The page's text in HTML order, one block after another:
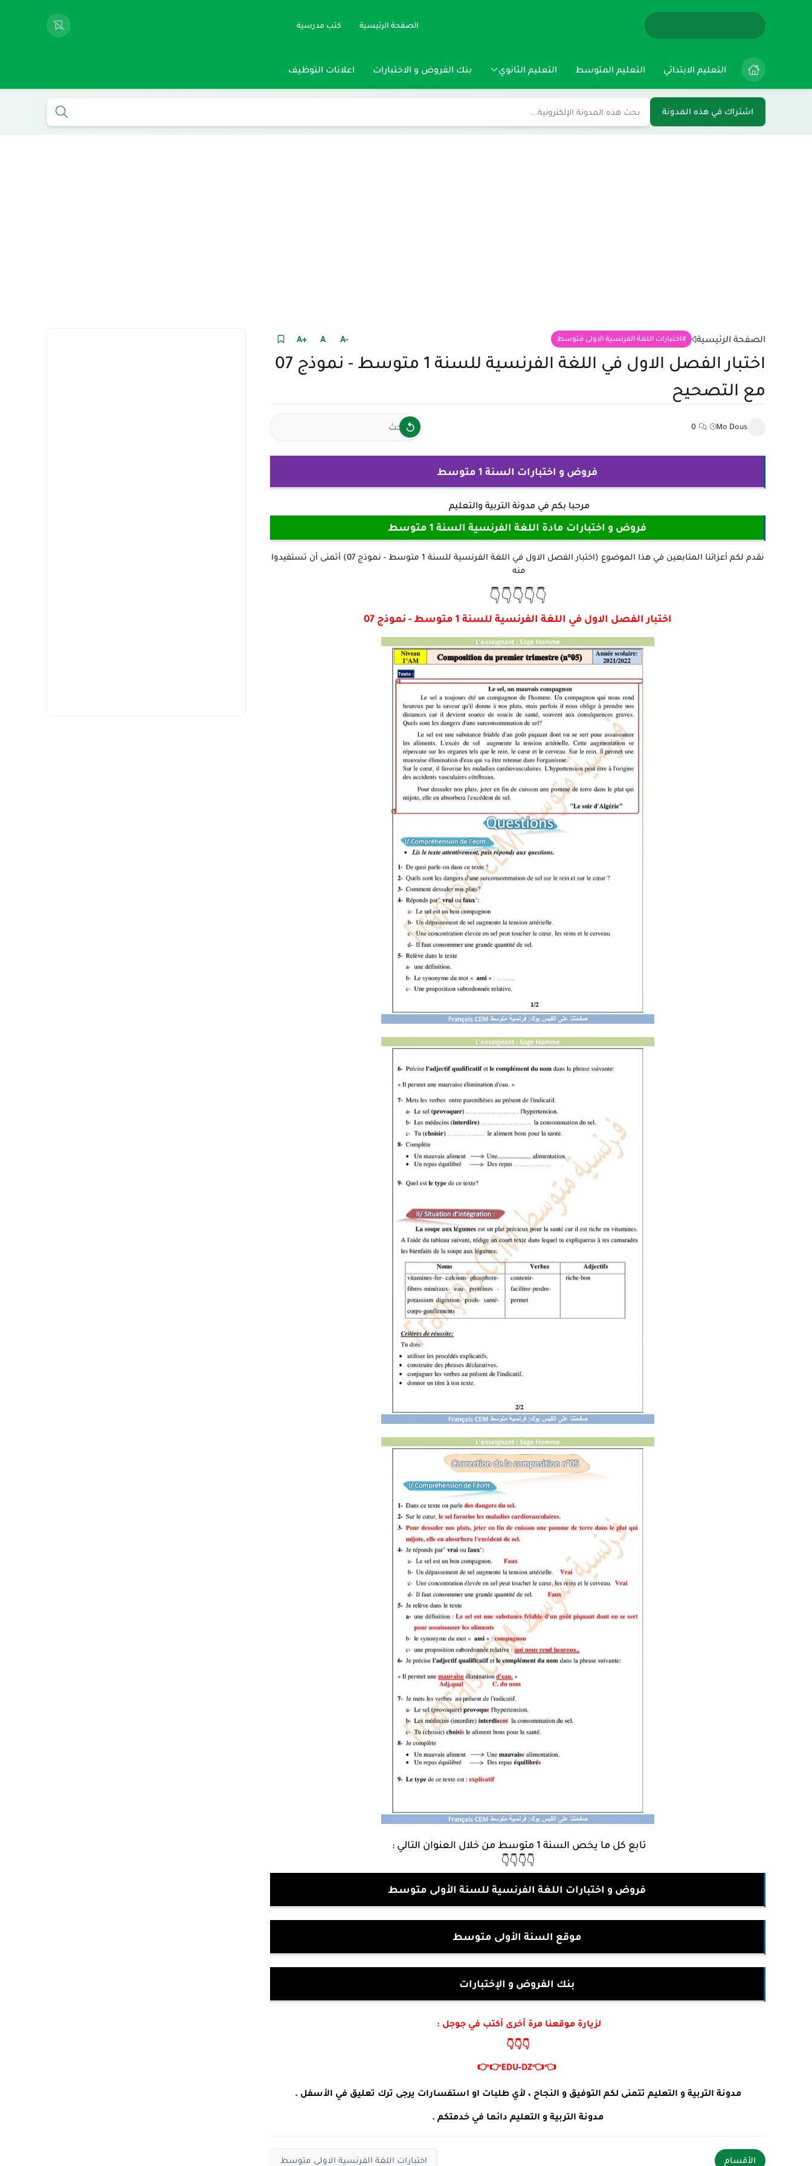
الصفحة الرئيسية كتب مدرسية
التعليم الابتدائي التعليم المتوسط التعليم الثانوي بنك الفروض و الاختبارات اعلانات التوظيف
اشتراك في هذه المدونة
الصفحة الرئيسية اختبارات اللغة الفرنسية الاولى متوسط +A A -A
اختبار الفصل الاول في اللغة الفرنسية للسنة 1 متوسط - نموذج 07
مع التصحيح
Mo Dous
0
فروض و اختبارات السنة 1 متوسط
مرحبا بكم في مدونة التربية والتعليم
فروض و اختبارات مادة اللغة الفرنسية السنة 1 متوسط
نقدم لكم أعزائنا المتابعين في هذا الموضوع (اختبار الفصل الاول في اللغة الفرنسية للسنة 1 متوسط - نموذج 07) أتمنى أن تستفيدوا
منه
👇👇👇👇👇
اختبار الفصل الاول في اللغة الفرنسية للسنة 1 متوسط - نموذج 07
تابع كل ما يخص السنة 1 متوسط من خلال العنوان التالي :
👇👇👇👇
فروض و اختبارات اللغة الفرنسية للسنة الأولى متوسط
موقع السنة الأولى متوسط
بنك الفروض و الإختبارات
لزيارة موقعنا مرة أخرى أكتب في جوجل :
👇👇👇
👈👈
EDU-DZ
👉👉
مدونة التربية و التعليم تتمنى لكم التوفيق و النجاح ، لأي طلبات او استفسارات يرجى ترك تعليق في الأسفل .
مدونة التربية و التعليم دائما في خدمتكم .
الأقسام اختبارات اللغة الفرنسية الاولى متوسط